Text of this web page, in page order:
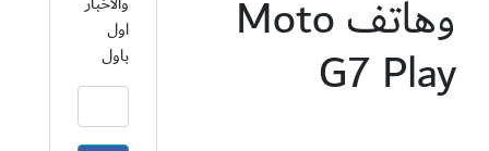
وهاتف Moto
G7 Play
اول
باول